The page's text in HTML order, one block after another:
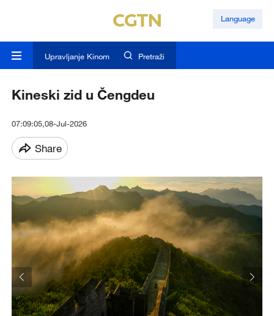
Language
Upravljanje Kinom Pretraži
Kineski zid u Čengdeu
07:09:05,08-Jul-2026
Share